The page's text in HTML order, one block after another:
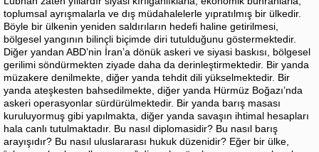
toplumsal ayrışmalarla ve dış müdahalelerle yıpratılmış bir ülkedir.
Böyle bir ülkenin yeniden saldırıların hedefi haline getirilmesi,
bölgesel yangının bilinçli biçimde diri tutulduğunu göstermektedir.
Diğer yandan ABD’nin İran’a dönük askeri ve siyasi baskısı, bölgesel
gerilimi söndürmekten ziyade daha da derinleştirmektedir. Bir yanda
müzakere denilmekte, diğer yanda tehdit dili yükselmektedir. Bir
yanda ateşkesten bahsedilmekte, diğer yanda Hürmüz Boğazı’nda
askeri operasyonlar sürdürülmektedir. Bir yanda barış masası
kuruluyormuş gibi yapılmakta, diğer yanda savaşın ihtimal hesapları
hala canlı tutulmaktadır. Bu nasıl diplomasidir? Bu nasıl barış
arayışıdır? Bu nasıl uluslararası hukuk düzenidir? Eğer bir ülke,